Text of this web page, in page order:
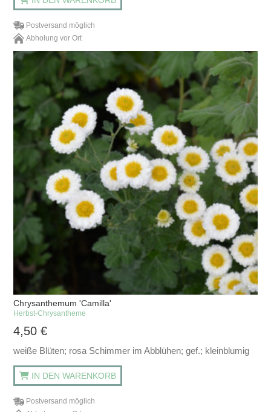
Postversand möglich
Abholung vor Ort
Chrysanthemum 'Camilla'
Herbst-Chrysantheme
4,50€
weiße Blüten; rosa Schimmer im Abblühen; gef.; kleinblumig
IN DEN WARENKORB
Postversand möglich